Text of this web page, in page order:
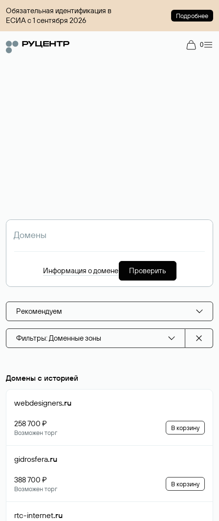
Обязательная идентификация в
ЕСИА с 1 сентября 2026
Подробнее
0
Информация о домене Проверить
Рекомендуем
Фильтры: Доменные зоны
Домены с историей
webdesigners.ru
258 700 ₽
Возможен торг
В корзину
gidrosfera.ru
388 700 ₽
Возможен торг
В корзину
rtc-internet.ru